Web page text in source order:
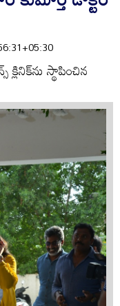
స్థాపించిన